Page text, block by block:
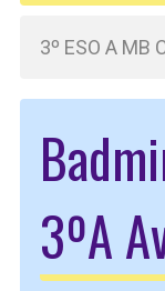
3º ESO A MB
3ºA